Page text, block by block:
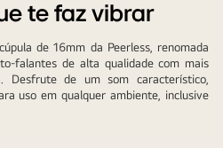
te faz vibrar
de 16mm da Peerless, renomada
falantes de alta qualidade com mais
Desfrute de um som característico,
uso em qualquer ambiente, inclusive